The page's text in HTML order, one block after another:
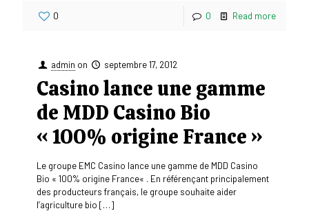
0 0 Read more
admin on septembre 17, 2012
Casino lance une gamme
de MDD Casino Bio
« 100% origine France »
Le groupe EMC Casino lance une gamme de MDD Casino
Bio « 100% origine France« . En référençant principalement
des producteurs français, le groupe souhaite aider
l’agriculture bio […]